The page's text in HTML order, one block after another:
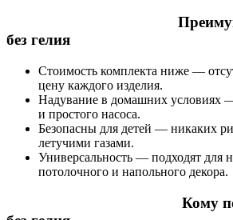
Преимущества
без гелия
Стоимость комплекта ниже —
цену каждого изделия.
Надувание в домашних условиях
и простого насоса.
Безопасны для детей — никаких
летучими газами.
Универсальность — подходят для
потолочного и напольного декора.
Кому